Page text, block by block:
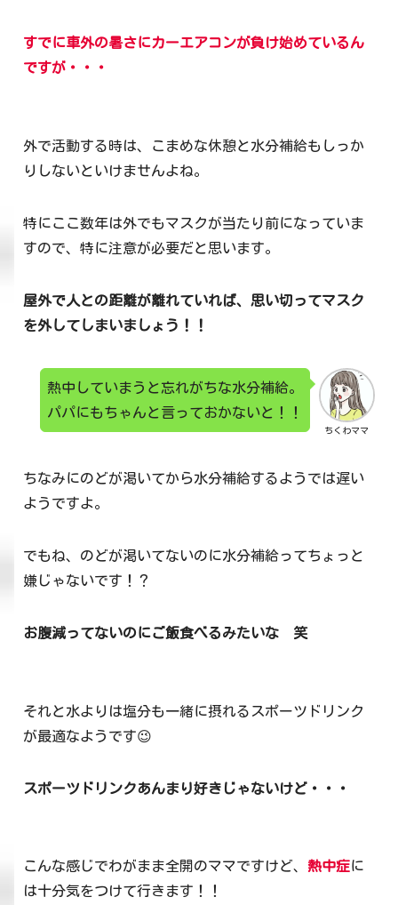
すでに車外の暑さにカーエアコンが負け始めているん
ですが・・・
外で活動する時は、こまめな休憩と水分補給もしっか
りしないといけませんよね。
特にここ数年は外でもマスクが当たり前になっていま
すので、特に注意が必要だと思います。
屋外で人との距離が離れていれば、思い切ってマスク
を外してしまいましょう！！
ちくわママ
熱中していまうと忘れがちな水分補給。
パパにもちゃんと言っておかないと！！
ちなみにのどが渇いてから水分補給するようでは遅い
ようですよ。
でもね、のどが渇いてないのに水分補給ってちょっと
嫌じゃないです！？
お腹減ってないのにご飯食べるみたいな 笑
それと水よりは塩分も一緒に摂れるスポーツドリンク
が最適なようです😉
スポーツドリンクあんまり好きじゃないけど・・・
こんな感じでわがまま全開のママですけど、 熱中症に
は十分気をつけて行きます！！